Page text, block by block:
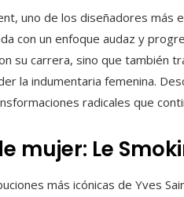
uno de los diseñadores
con un enfoque audaz y
su carrera, sino que también
la indumentaria femenina.
radicales que
mujer: Le
más icónicas de Yves